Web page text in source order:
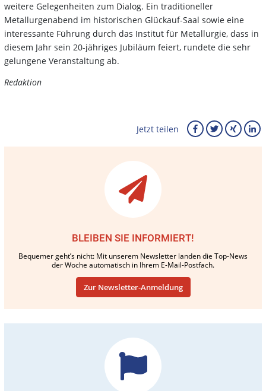
weitere Gelegenheiten zum Dialog. Ein traditioneller
Metallurgenabend im historischen Glückauf-Saal sowie eine
interessante Führung durch das Institut für Metallurgie, dass in
diesem Jahr sein 20-jähriges Jubiläum feiert, rundete die sehr
gelungene Veranstaltung ab.
Redaktion
Jetzt teilen
BLEIBEN SIE INFORMIERT!
Bequemer geht’s nicht: Mit unserem Newsletter landen die Top-News
der Woche automatisch in Ihrem E-Mail-Postfach.
Zur Newsletter-Anmeldung